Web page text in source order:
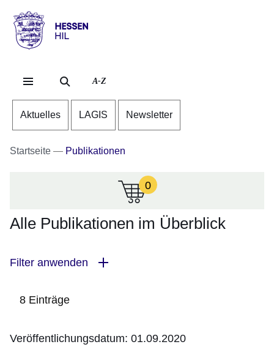
Hessen
HIL
A-Z
Aktuelles LAGIS Newsletter
Startseite Publikationen
0:Zur
sind
keine
Alle Publikationen im Überblick
Filter anwenden
8 Einträge
Veröffentlichungsdatum: 01.09.2020